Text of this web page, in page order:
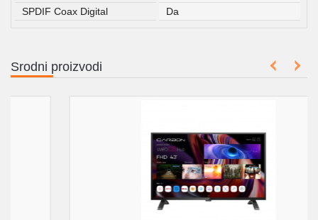
SPDIF Coax Digital
Da
Srodni proizvodi